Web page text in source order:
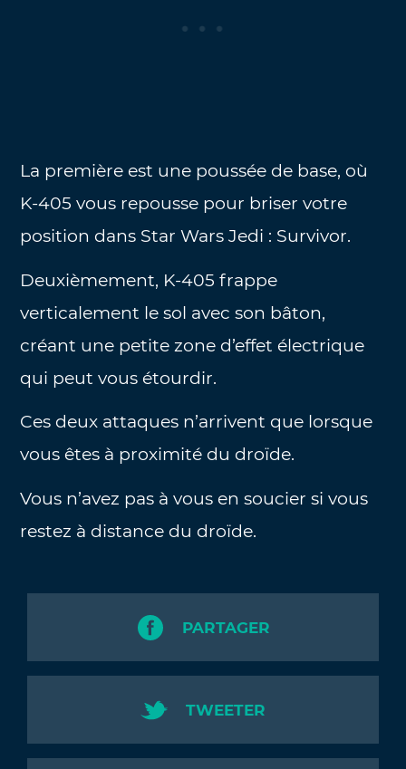
La première est une poussée de base, où
K-405 vous repousse pour briser votre
position dans Star Wars Jedi : Survivor.
Deuxièmement, K-405 frappe
verticalement le sol avec son bâton,
créant une petite zone d’effet électrique
qui peut vous étourdir.
Ces deux attaques n’arrivent que lorsque
vous êtes à proximité du droïde.
Vous n’avez pas à vous en soucier si vous
restez à distance du droïde.
PARTAGER
TWEETER